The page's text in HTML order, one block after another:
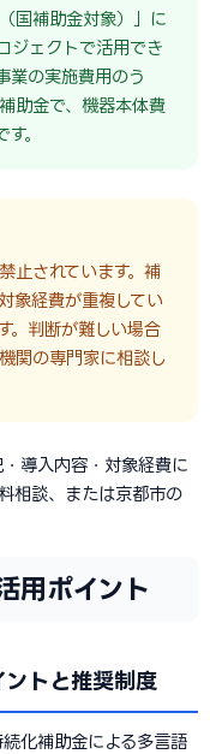
国補助金対象）」に
ジェクトで活用でき
業の実施費用のう
助金で、機器本体費
。
止されています。補
象経費が重複してい
。判断が難しい場合
関の専門家に相談し
導入内容・対象経費に
相談、または京都市の
用ポイント
トと推奨制度
化補助金による多言語